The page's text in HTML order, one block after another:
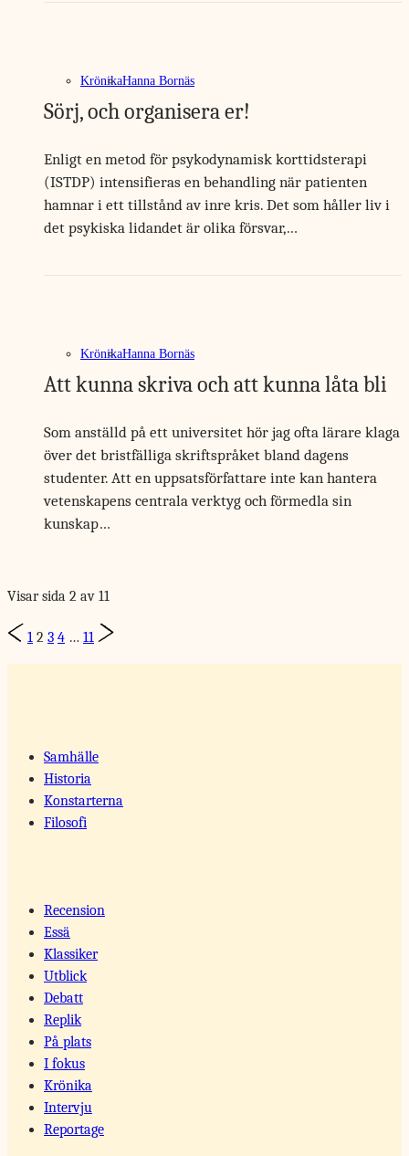
KrönikaHanna Bornäs
Sörj, och organisera er!
Enligt en metod för psykodynamisk korttidsterapi
(ISTDP) intensifieras en behandling när patienten
hamnar i ett tillstånd av inre kris. Det som håller liv i
det psykiska lidandet är olika försvar,…
KrönikaHanna Bornäs
Att kunna skriva och att kunna låta bli
Som anställd på ett universitet hör jag ofta lärare klaga
över det bristfälliga skriftspråket bland dagens
studenter. Att en uppsatsförfattare inte kan hantera
vetenskapens centrala verktyg och förmedla sin
kunskap…
Visar sida 2 av 11
Page
Previous
1 2 3 4 … 11 Next
Samhälle
Historia
Konstarterna
Filosofi
Recension
Essä
Klassiker
Utblick
Debatt
Replik
På plats
I fokus
Krönika
Intervju
Reportage